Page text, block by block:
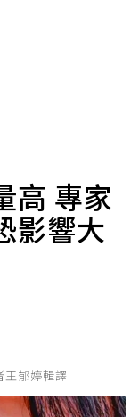
高 專家
影響大
王郁婷輯譯